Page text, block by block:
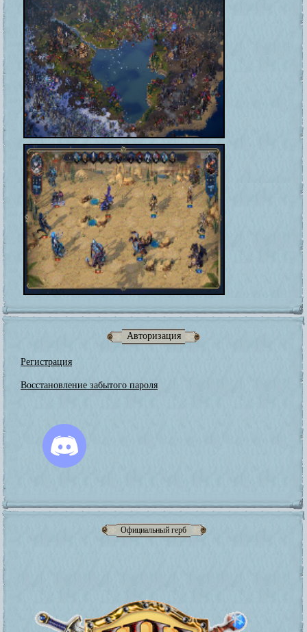
Авторизация
Регистрация
Восстановление забытого пароля
Официальный герб